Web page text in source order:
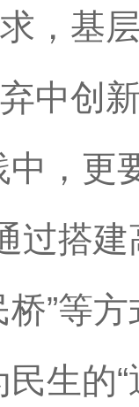
，基
中创
中，更
过搭
桥”等
生的“